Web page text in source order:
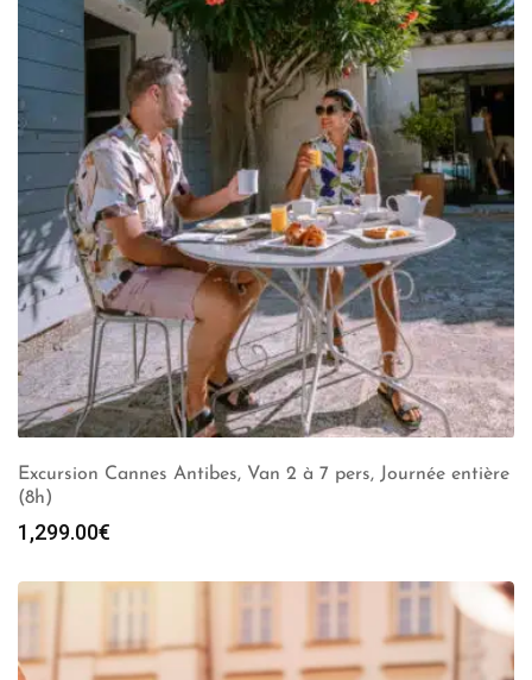
Excursion Cannes Antibes, Van 2 à 7 pers, Journée entière
(8h)
1,299.00€